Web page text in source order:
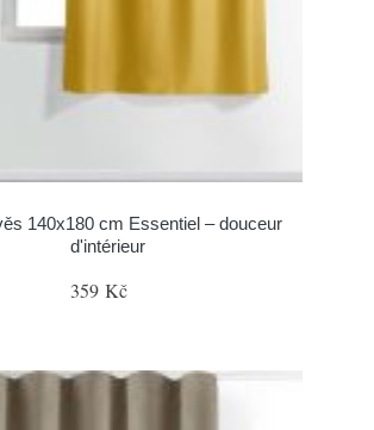
140x180 cm Essentiel – douceur
d'intérieur
359 Kč